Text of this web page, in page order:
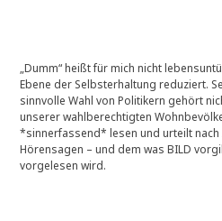
„Dumm“ heißt für mich nicht
Ebene der Selbsterhaltung reduziert.
sinnvolle Wahl von Politikern gehört
unserer wahlberechtigten
*sinnerfassend* lesen und urteilt nach
Hörensagen – und dem was BILD
vorgelesen wird.